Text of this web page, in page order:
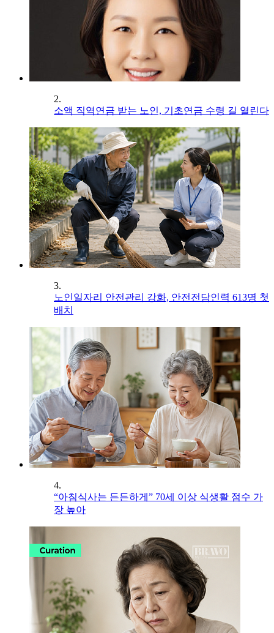
2.
소액 직역연금 받는 노인, 기초연금 수령 길 열린다
3.
노인일자리 안전관리 강화, 안전전담인력 613명 첫
배치
4.
“아침식사는 든든하게” 70세 이상 식생활 점수 가
장 높아